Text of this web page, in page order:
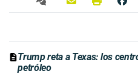
Trump reta a Texas: los
petróleo